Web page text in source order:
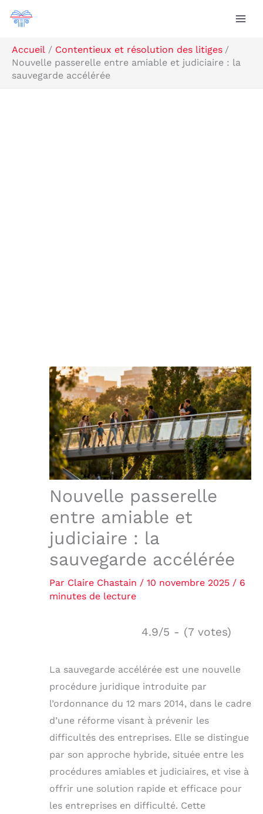
Aller
Accueil
Contentieux et résolution des litiges
Nouvelle passerelle entre amiable et judiciaire : la
sauvegarde accélérée
Nouvelle passerelle
entre amiable et
judiciaire : la
sauvegarde accélérée
Par Claire Chastain / 10 novembre 2025 / 6
minutes de lecture
4.9/5 - (7 votes)
La sauvegarde accélérée est une nouvelle
procédure juridique introduite par
l’ordonnance du 12 mars 2014, dans le cadre
d’une réforme visant à prévenir les
difficultés des entreprises. Elle se distingue
par son approche hybride, située entre les
procédures amiables et judiciaires, et vise à
offrir une solution rapide et efficace pour
les entreprises en difficulté. Cette
R
e
c
h